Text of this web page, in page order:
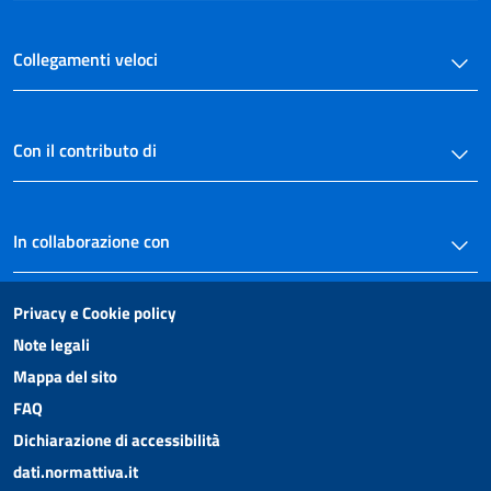
Allegato III
Allegato IV
Collegamenti veloci
Con il contributo di
In collaborazione con
Privacy e Cookie policy
Note legali
Mappa del sito
FAQ
Dichiarazione di accessibilità
dati.normattiva.it